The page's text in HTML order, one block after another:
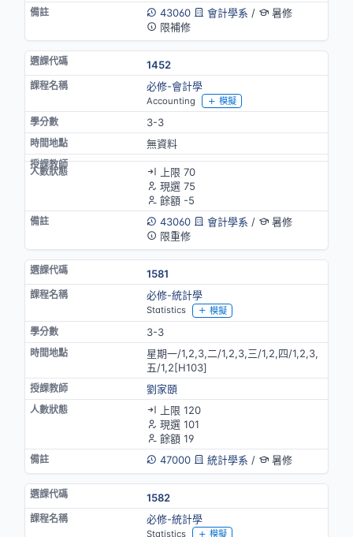
43060
會計學系 /
暑修
限補修
1452
必修-會計學
Accounting 模擬
3-3
無資料
上限 70
現選 75
餘額 -5
43060
會計學系 /
暑修
限重修
1581
必修-統計學
Statistics 模擬
3-3
星期一/1,2,3,二/1,2,3,三/1,2,四/1,2,3,
五/1,2[H103]
劉家頤
上限 120
現選 101
餘額 19
47000
統計學系 / 暑修
1582
必修-統計學
Statistics 模擬